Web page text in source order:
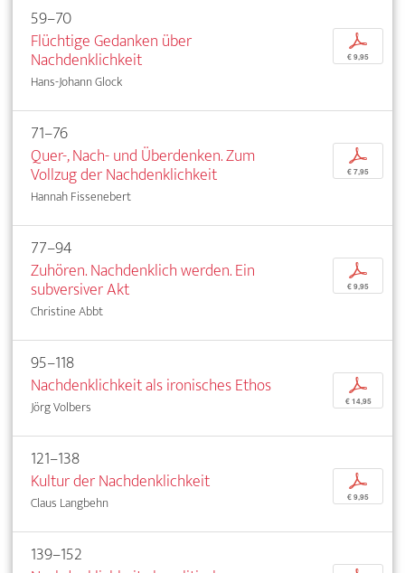
59–70
Flüchtige Gedanken über
Nachdenklichkeit
Hans-Johann Glock
p
€ 9,95
71–76
Quer-, Nach- und Überdenken. Zum
Vollzug der Nachdenklichkeit
Hannah Fissenebert
p
€ 7,95
77–94
Zuhören. Nachdenklich werden. Ein
subversiver Akt
Christine Abbt
p
€ 9,95
95–118
Nachdenklichkeit als ironisches Ethos
Jörg Volbers
p
€ 14,95
121–138
Kultur der Nachdenklichkeit
Claus Langbehn
p
€ 9,95
139–152